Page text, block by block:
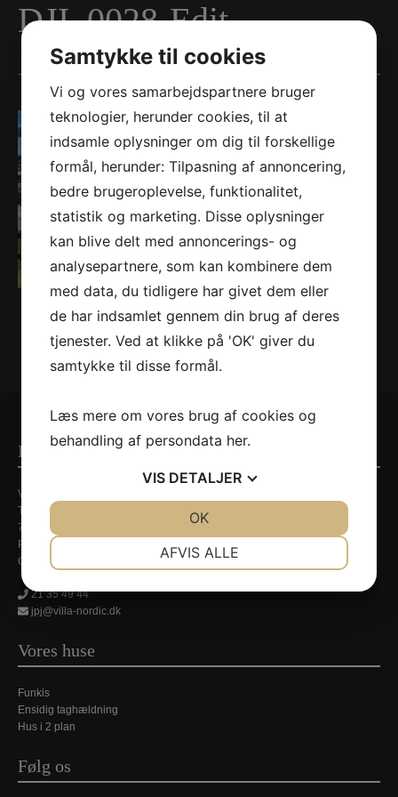
DJI_0028-Edit
Kontaktinformationer
Villa Nordic
Tirsbækvej 13A
7120 Vejle Ø
Persondatapolitik
CVR. nr. 35648429
21 35 49 44
jpj@villa-nordic.dk
Vores huse
Funkis
Ensidig taghældning
Hus i 2 plan
Følg os
Samtykke til cookies
Vi og vores samarbejdspartnere bruger
teknologier, herunder cookies, til at
indsamle oplysninger om dig til forskellige
formål, herunder: Tilpasning af annoncering,
bedre brugeroplevelse, funktionalitet,
statistik og marketing. Disse oplysninger
kan blive delt med annoncerings- og
analysepartnere, som kan kombinere dem
med data, du tidligere har givet dem eller
de har indsamlet gennem din brug af deres
tjenester. Ved at klikke på 'OK' giver du
samtykke til disse formål.
Læs mere om vores brug af cookies og
behandling af persondata her.
VIS DETALJER
MARKETING
AFVIS ALLE
OK